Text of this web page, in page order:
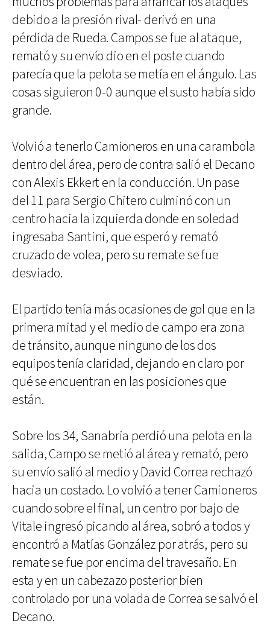
debido a la presión rival- derivó en una
pérdida de Rueda. Campos se fue al ataque,
remató y su envío dio en el poste cuando
parecía que la pelota se metía en el ángulo. Las
cosas siguieron 0-0 aunque el susto había sido
grande.
Volvió a tenerlo Camioneros en una carambola
dentro del área, pero de contra salió el Decano
con Alexis Ekkert en la conducción. Un pase
del 11 para Sergio Chitero culminó con un
centro hacia la izquierda donde en soledad
ingresaba Santini, que esperó y remató
cruzado de volea, pero su remate se fue
desviado.
El partido tenía más ocasiones de gol que en la
primera mitad y el medio de campo era zona
de tránsito, aunque ninguno de los dos
equipos tenía claridad, dejando en claro por
qué se encuentran en las posiciones que
están.
Sobre los 34, Sanabria perdió una pelota en la
salida, Campo se metió al área y remató, pero
su envío salió al medio y David Correa rechazó
hacia un costado. Lo volvió a tener Camioneros
cuando sobre el final, un centro por bajo de
Vitale ingresó picando al área, sobró a todos y
encontró a Matías González por atrás, pero su
remate se fue por encima del travesaño. En
esta y en un cabezazo posterior bien
controlado por una volada de Correa se salvó el
Decano.